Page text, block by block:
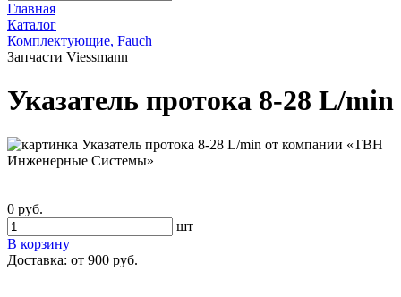
Главная
Каталог
Комплектующие, Fauch
Запчасти Viessmann
Указатель протока 8-28 L/min
0 руб.
шт
В корзину
Доставка: от 900 руб.